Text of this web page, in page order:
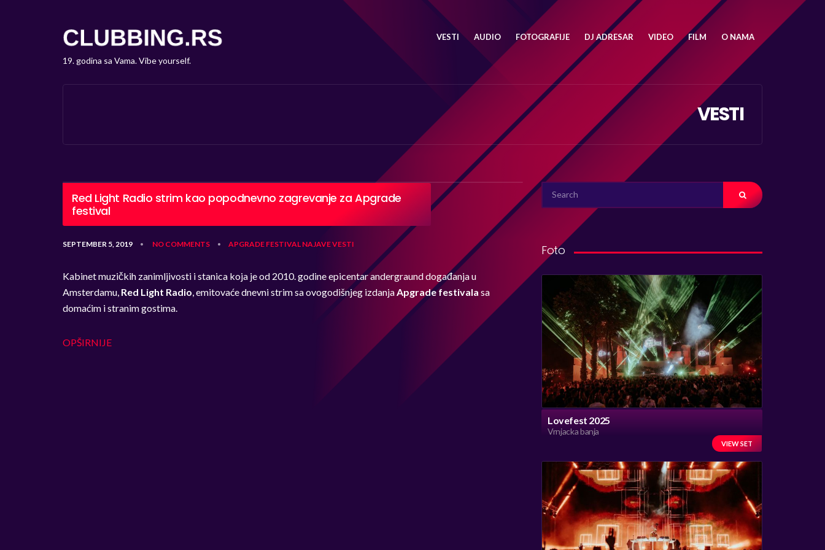
19. godina sa Vama. Vibe yourself.
VESTI AUDIO FOTOGRAFIJE DJ ADRESAR VIDEO FILM O NAMA
VESTI
Red Light Radio strim kao popodnevno zagrevanje za Apgrade
festival
SEPTEMBER 5, 2019 • NO COMMENTS • APGRADE FESTIVAL NAJAVEVESTI
Kabinet muzičkih zanimljivosti i stanica koja je od 2010. godine epicentar andergraund događanja u
Amsterdamu, Red Light Radio, emitovaće dnevni strim sa ovogodišnjeg izdanjaApgrade festivala sa
domaćim i stranim gostima.
OPŠIRNIJE
SEARCH
FOR:
Foto
Lovefest 2025
Vrnjacka banja
VIEW SET